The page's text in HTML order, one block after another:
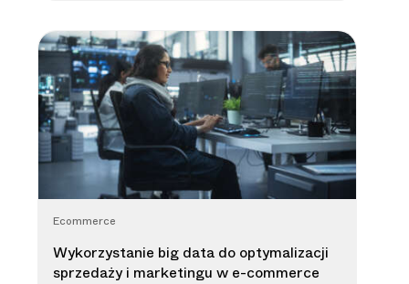
Ecommerce
Wykorzystanie big data do optymalizacji
sprzedaży i marketingu w e-commerce